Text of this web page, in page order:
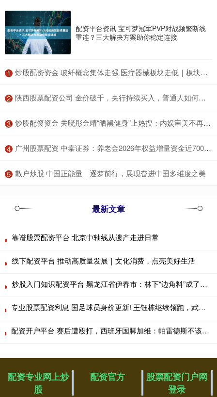
配资平台资讯 宝可梦冠军PVP对战频繁断线
重连？三大解决方案助你稳定连接
1 ​炒股配资资金 玻纤概念集体走强 医疗器械板块走低｜板块牛熊榜
2 ​陕西股票配资公司 金价破千，央行持续买入，普通人如何参与
3 ​炒股配资资金 关晓彤金靖“晒黑健身”上热搜：内娱审美不再卷“白幼瘦”？
4 ​广州股票配资 中泰证券：养老金2026年权益增量资金近7000亿，权益仓位占比将由24年18.2%提升至21.4%
5 ​散户炒股 中国正能量｜逐梦前行，展现奋进中国多维度之美
最新文章
靠谱股票配资平台 北京中轴线从遗产走进日常
线下配资平台 推动高质量发展｜文化消费，点亮美好生活
炒股入门知识配资平台 黑龙江省伊春市：林下“边角料”成了文创“香饽饽”
专业股票配资利息 国足球员身价更新! 王钰栋继续领跑，武磊仅25万欧，李昊成最大惊喜
配资开户平台 赛后遭殴打，西班牙国脚加维：帕雷德斯不该被追加停赛，这对孩子不是好榜样
配资专业网上炒
股
配资官方
股票配资门户网
登录